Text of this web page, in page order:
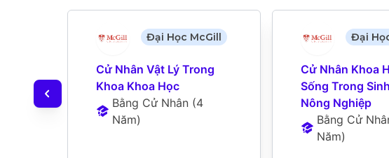
Đại Học McGill
Cử Nhân Vật Lý Trong
Khoa Khoa Học
Bằng Cử Nhân (4
Năm)
Đại
Cử Nhân Khoa
Sống Trong
Nông Nghiệp
Bằng Cử
Năm)